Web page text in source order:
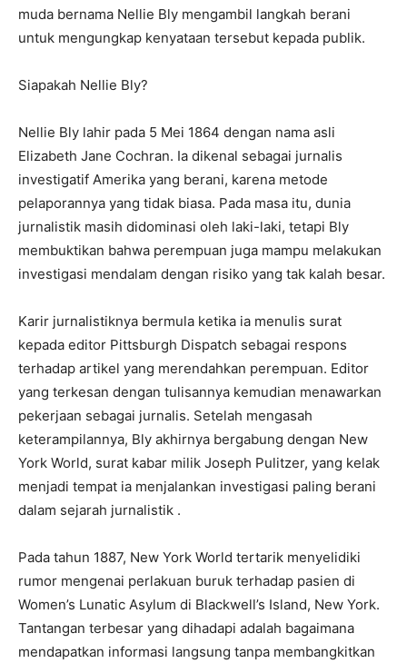
muda bernama Nellie Bly mengambil langkah berani
untuk mengungkap kenyataan tersebut kepada publik.
Siapakah Nellie Bly?
Nellie Bly lahir pada 5 Mei 1864 dengan nama asli
Elizabeth Jane Cochran. Ia dikenal sebagai jurnalis
investigatif Amerika yang berani, karena metode
pelaporannya yang tidak biasa. Pada masa itu, dunia
jurnalistik masih didominasi oleh laki-laki, tetapi Bly
membuktikan bahwa perempuan juga mampu melakukan
investigasi mendalam dengan risiko yang tak kalah besar.
Karir jurnalistiknya bermula ketika ia menulis surat
kepada editor Pittsburgh Dispatch sebagai respons
terhadap artikel yang merendahkan perempuan. Editor
yang terkesan dengan tulisannya kemudian menawarkan
pekerjaan sebagai jurnalis. Setelah mengasah
keterampilannya, Bly akhirnya bergabung dengan New
York World, surat kabar milik Joseph Pulitzer, yang kelak
menjadi tempat ia menjalankan investigasi paling berani
dalam sejarah jurnalistik .
Pada tahun 1887, New York World tertarik menyelidiki
rumor mengenai perlakuan buruk terhadap pasien di
Women’s Lunatic Asylum di Blackwell’s Island, New York.
Tantangan terbesar yang dihadapi adalah bagaimana
mendapatkan informasi langsung tanpa membangkitkan